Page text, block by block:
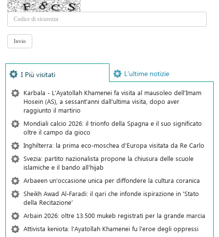
I Più visitati L’ultime notizie
Karbala - L'Ayatollah Khamenei fa visita al mausoleo dell'Imam
Hosein (AS), a sessant'anni dall'ultima visita, dopo aver
raggiunto il martirio
Mondiali calcio 2026: il trionfo della Spagna e il suo significato
oltre il campo da gioco
Inghilterra: la prima eco-moschea d'Europa visitata da Re Carlo
Svezia: partito nazionalista propone la chiusura delle scuole
islamiche e il bando all'hijab
Arbaeen un'occasione unica per diffondere la cultura coranica
Sheikh Awad Al-Faradi: il qari che infonde ispirazione in 'Stato
della Recitazione'
Arbain 2026: oltre 13.500 mukeb registrati per la grande marcia
Attivista keniota: l'Ayatollah Khamenei fu l'eroe degli oppressi